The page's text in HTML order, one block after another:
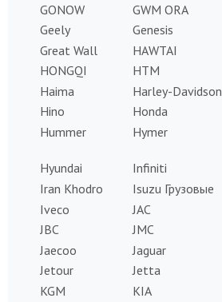
GONOW
GWM ORA
Geely
Genesis
Great Wall
HAWTAI
HONGQI
HTM
Haima
Harley-Davidson
Hino
Honda
Hummer
Hymer
Hyundai
Infiniti
Iran Khodro
Isuzu Грузовые
Iveco
JAC
JBC
JMC
Jaecoo
Jaguar
Jetour
Jetta
KGM
KIA